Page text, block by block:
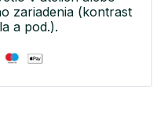
zariadenia (kontrast
a pod.).